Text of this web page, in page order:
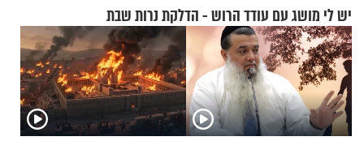
יש לי מושג עם עודד הרוש - הדלקת נרות שבת